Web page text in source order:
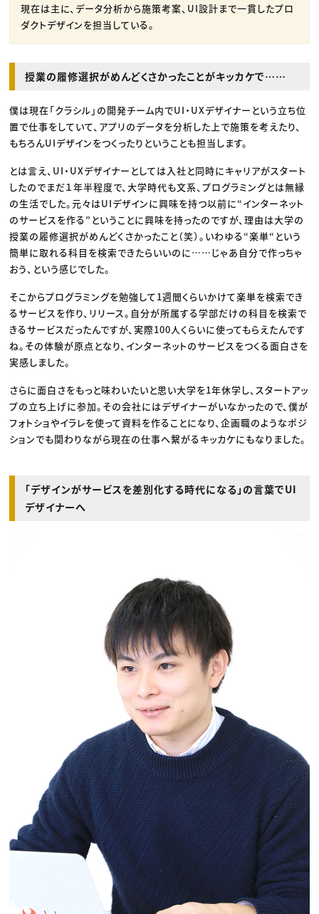
現在は主に、データ分析から施策考案、UI設計まで一貫したプロ
ダクトデザインを担当している。
授業の履修選択がめんどくさかったことがキッカケで……
僕は現在「クラシル」の開発チーム内でUI・UXデザイナーという立ち位
置で仕事をしていて、アプリのデータを分析した上で施策を考えたり、
もちろんUIデザインをつくったりということも担当します。
とは言え、UI・UXデザイナーとしては入社と同時にキャリアがスタート
したのでまだ１年半程度で、大学時代も文系、プログラミングとは無縁
の生活でした。元々はUIデザインに興味を持つ以前に“インターネット
のサービスを作る”ということに興味を持ったのですが、理由は大学の
授業の履修選択がめんどくさかったこと（笑）。いわゆる“楽単“という
簡単に取れる科目を検索できたらいいのに……じゃあ自分で作っちゃ
おう、という感じでした。
そこからプログラミングを勉強して1週間くらいかけて楽単を検索でき
るサービスを作り、リリース。自分が所属する学部だけの科目を検索で
きるサービスだったんですが、実際100人くらいに使ってもらえたんです
ね。その体験が原点となり、インターネットのサービスをつくる面白さを
実感しました。
さらに面白さをもっと味わいたいと思い大学を1年休学し、スタートアッ
プの立ち上げに参加。その会社にはデザイナーがいなかったので、僕が
フォトショやイラレを使って資料を作ることになり、企画職のようなポジ
ションでも関わりながら現在の仕事へ繋がるキッカケにもなりました。
「デザインがサービスを差別化する時代になる」の言葉でUI
デザイナーへ